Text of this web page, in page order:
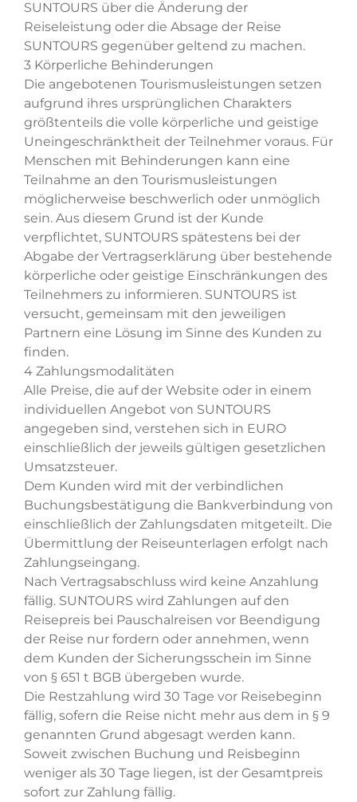
SUNTOURS über die Änderung der
Reiseleistung oder die Absage der Reise
SUNTOURS gegenüber geltend zu machen.
3 Körperliche Behinderungen
Die angebotenen Tourismusleistungen setzen
aufgrund ihres ursprünglichen Charakters
größtenteils die volle körperliche und geistige
Uneingeschränktheit der Teilnehmer voraus. Für
Menschen mit Behinderungen kann eine
Teilnahme an den Tourismusleistungen
möglicherweise beschwerlich oder unmöglich
sein. Aus diesem Grund ist der Kunde
verpflichtet, SUNTOURS spätestens bei der
Abgabe der Vertragserklärung über bestehende
körperliche oder geistige Einschränkungen des
Teilnehmers zu informieren. SUNTOURS ist
versucht, gemeinsam mit den jeweiligen
Partnern eine Lösung im Sinne des Kunden zu
finden.
4 Zahlungsmodalitäten
Alle Preise, die auf der Website oder in einem
individuellen Angebot von SUNTOURS
angegeben sind, verstehen sich in EURO
einschließlich der jeweils gültigen gesetzlichen
Umsatzsteuer.
Dem Kunden wird mit der verbindlichen
Buchungsbestätigung die Bankverbindung von
einschließlich der Zahlungsdaten mitgeteilt. Die
Übermittlung der Reiseunterlagen erfolgt nach
Zahlungseingang.
Nach Vertragsabschluss wird keine Anzahlung
fällig. SUNTOURS wird Zahlungen auf den
Reisepreis bei Pauschalreisen vor Beendigung
der Reise nur fordern oder annehmen, wenn
dem Kunden der Sicherungsschein im Sinne
von § 651 t BGB übergeben wurde.
Die Restzahlung wird 30 Tage vor Reisebeginn
fällig, sofern die Reise nicht mehr aus dem in § 9
genannten Grund abgesagt werden kann.
Soweit zwischen Buchung und Reisbeginn
weniger als 30 Tage liegen, ist der Gesamtpreis
sofort zur Zahlung fällig.